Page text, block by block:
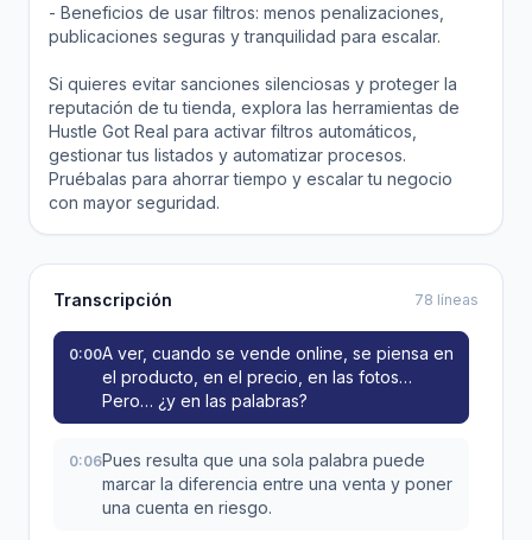
- Beneficios de usar filtros: menos penalizaciones,
publicaciones seguras y tranquilidad para escalar.
Si quieres evitar sanciones silenciosas y proteger la
reputación de tu tienda, explora las herramientas de
Hustle Got Real para activar filtros automáticos,
gestionar tus listados y automatizar procesos.
Pruébalas para ahorrar tiempo y escalar tu negocio
con mayor seguridad.
Transcripción 78 líneas
0:00A ver, cuando se vende online, se piensa en
el producto, en el precio, en las fotos…
Pero… ¿y en las palabras?
0:06Pues resulta que una sola palabra puede
marcar la diferencia entre una venta y poner
una cuenta en riesgo.